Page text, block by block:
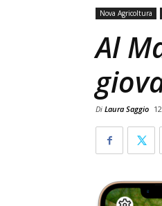
Nova Agricoltura
Al
Di Laura Saggio